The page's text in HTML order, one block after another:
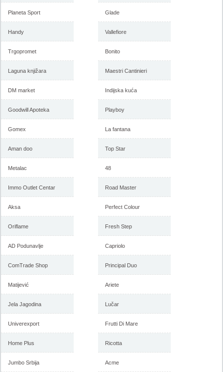
Planeta Sport
Handy
Trgopromet
Laguna knjižara
DM market
Goodwill Apoteka
Gomex
Aman doo
Metalac
Immo Outlet Centar
Aksa
Oriflame
AD Podunavlje
ComTrade Shop
Matijević
Jela Jagodina
Univerexport
Home Plus
Jumbo Srbija
Glade
Vallefiore
Bonito
Maestri Cantinieri
Indijska kuća
Playboy
La fantana
Top Star
48
Road Master
Perfect Colour
Fresh Step
Capriolo
Principal Duo
Ariete
Lučar
Frutti Di Mare
Ricotta
Acme